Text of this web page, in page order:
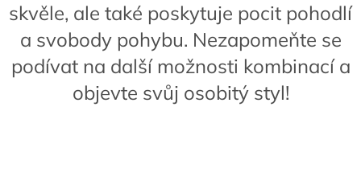
skvěle, ale také poskytuje pocit pohodlí
a svobody pohybu. Nezapomeňte se
podívat na další možnosti kombinací a
objevte svůj osobitý styl!